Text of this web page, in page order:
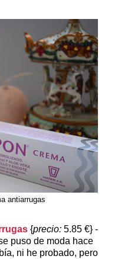
antiarrugas
{precio: 5.85 €} -
puso de moda hace
ni he probado, pero